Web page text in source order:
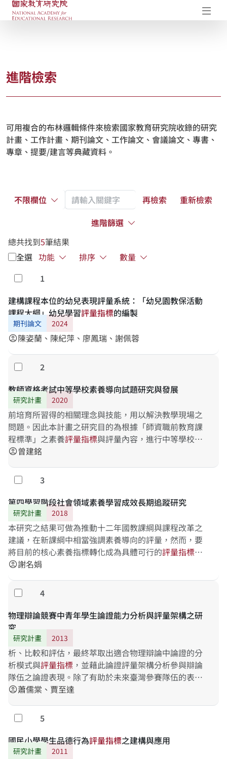
國家教育研究院-研究成果典藏庫
進階檢索
可用複合的布林邏輯條件來檢索國家教育研究院收錄的研究
計畫、工作計畫、期刊論文、工作論文、會議論文、專書、
專章、提要/建言等典藏資料。
不限欄位 再檢索
重新檢索
進階篩選
總共找到5筆結果
全選 功能 排序
數量
勾選
1
建構課程本位的幼兒表現評量系統：「幼兒園教保活動
課程大綱」幼兒學習評量指標的編製
期刊論文 2024
account_circle陳姿蘭、陳紀萍、廖鳳瑞、謝佩蓉
勾選
2
教師資格考試中等學校素養導向試題研究與發展
研究計畫 2020
前培育所習得的相關理念與技能，用以解決教學現場之
問題。因此本計畫之研究目的為根據「師資職前教育課
程標準」之素養評量指標與評量內容，進行中等學校類
科素養導向試題之研發，並組題、施測、分析作為將來
account_circle曾建銘
勾選
3
第四學習階段社會領域素養學習成效長期追蹤研究
研究計畫 2018
本研究之結果可做為推動十二年國教課綱與課程改革之
建議，在新課綱中相當強調素養導向的評量，然而，要
將目前的核心素養指標轉化成為具體可行的評量指標還
須努力。社會科課綱在修訂過程中頗受大眾期待，而目
account_circle謝名娟
勾選
4
物理辯論競賽中青年學生論證能力分析與評量架構之研
究
研究計畫 2013
析、比較和評估，最終萃取出適合物理辯論中論證的分
析模式與評量指標 ，並藉此論證評量架構分析參與辯論
隊伍之論證表現。除了有助於未來臺灣參賽隊伍的表
現，也能推廣至教學現場，作為未來科學教育中課程、
account_circle蕭儒棠、賈至達
勾選
5
國民小學學生品德行為評量指標之建構與應用
研究計畫 2011